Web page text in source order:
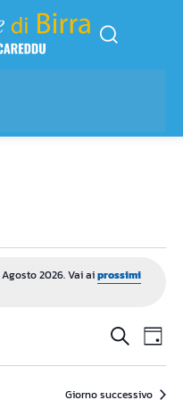
2026. Vai aiprossimi
Eventi
Cerca
Giorno successivo